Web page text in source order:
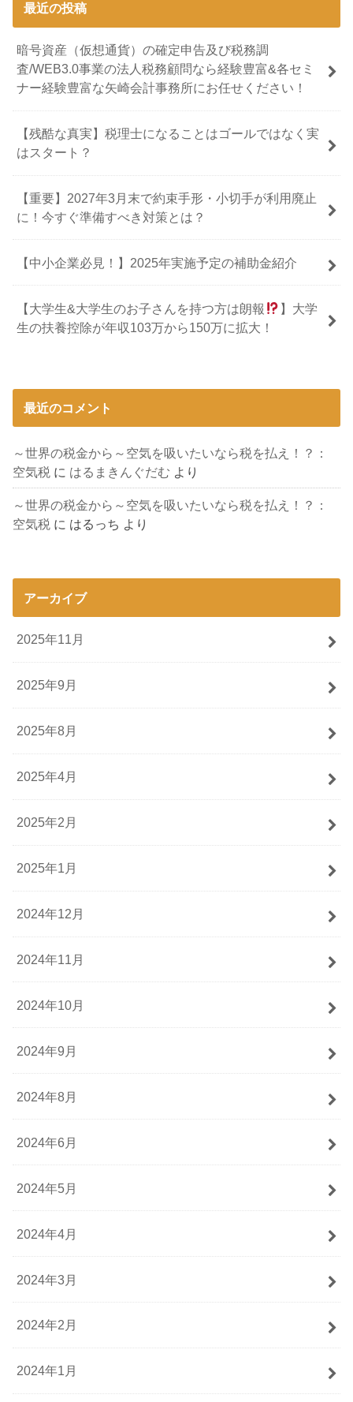
最近の投稿
暗号資産（仮想通貨）の確定申告及び税務調
査/WEB3.0事業の法人税務顧問なら経験豊富&各セミ
ナー経験豊富な矢崎会計事務所にお任せください！
【残酷な真実】税理士になることはゴールではなく実
はスタート？
【重要】2027年3月末で約束手形・小切手が利用廃止
に！今すぐ準備すべき対策とは？
【中小企業必見！】2025年実施予定の補助金紹介
【大学生&大学生のお子さんを持つ方は朗報
】大学
生の扶養控除が年収103万から150万に拡大！
最近のコメント
～世界の税金から～空気を吸いたいなら税を払え！？：
空気税 に はるまきんぐだむ より
～世界の税金から～空気を吸いたいなら税を払え！？：
空気税 に はるっち より
アーカイブ
2025年11月
2025年9月
2025年8月
2025年4月
2025年2月
2025年1月
2024年12月
2024年11月
2024年10月
2024年9月
2024年8月
2024年6月
2024年5月
2024年4月
2024年3月
2024年2月
2024年1月